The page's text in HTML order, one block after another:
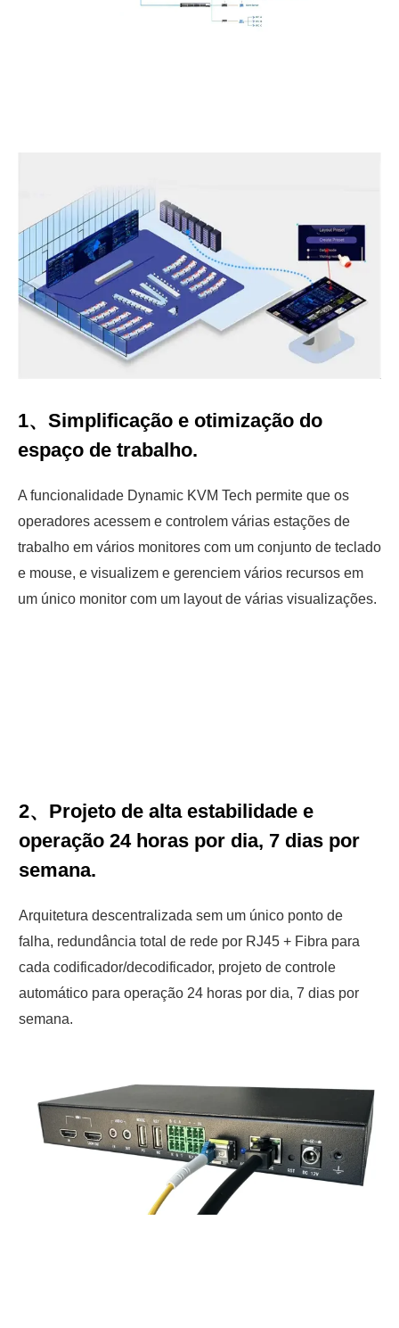
1、Simplificação e otimização do
espaço de trabalho.
A funcionalidade Dynamic KVM Tech permite que os
operadores acessem e controlem várias estações de
trabalho em vários monitores com um conjunto de teclado
e mouse, e visualizem e gerenciem vários recursos em
um único monitor com um layout de várias visualizações.
2、Projeto de alta estabilidade e
operação 24 horas por dia, 7 dias por
semana.
Arquitetura descentralizada sem um único ponto de
falha, redundância total de rede por RJ45 + Fibra para
cada codificador/decodificador, projeto de controle
automático para operação 24 horas por dia, 7 dias por
semana.